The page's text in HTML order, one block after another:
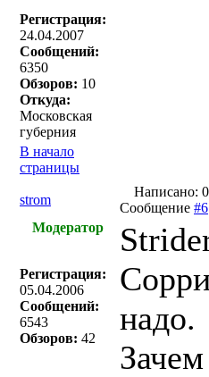
Регистрация:
24.04.2007
Сообщений:
6350
Обзоров: 10
Откуда:
Московская
губерния
В начало
страницы
strom
Написано:
Сообщение #6
Модератор
Регистрация:
05.04.2006
Сообщений:
6543
Обзоров: 42
надо.